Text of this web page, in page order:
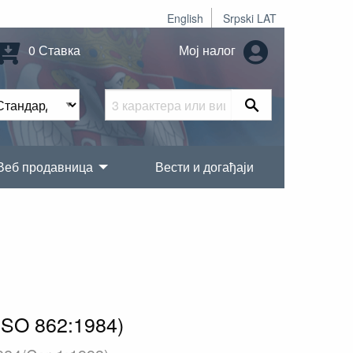
English Srpski LAT
0 Ставка Мој налог
продавница Вести и догађаји
862:1984)